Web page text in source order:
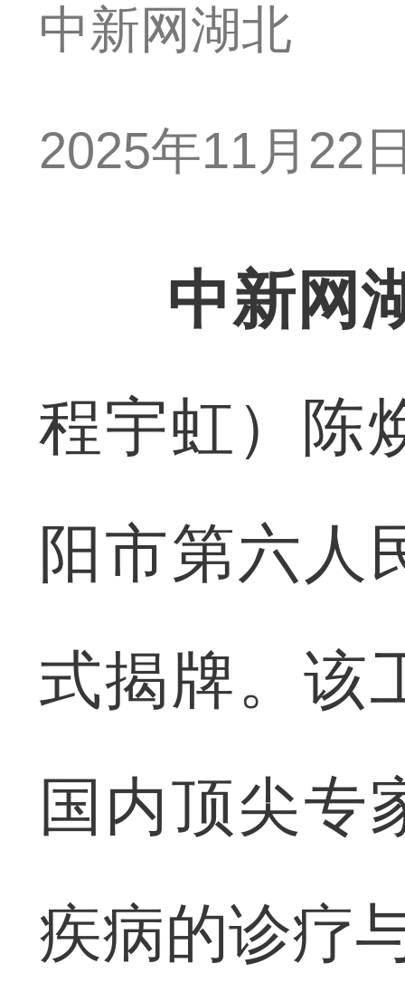
中新网湖北
2025年11月22
中新网
程宇虹）陈
阳市第六人
式揭牌。该
国内顶尖专
疾病的诊疗